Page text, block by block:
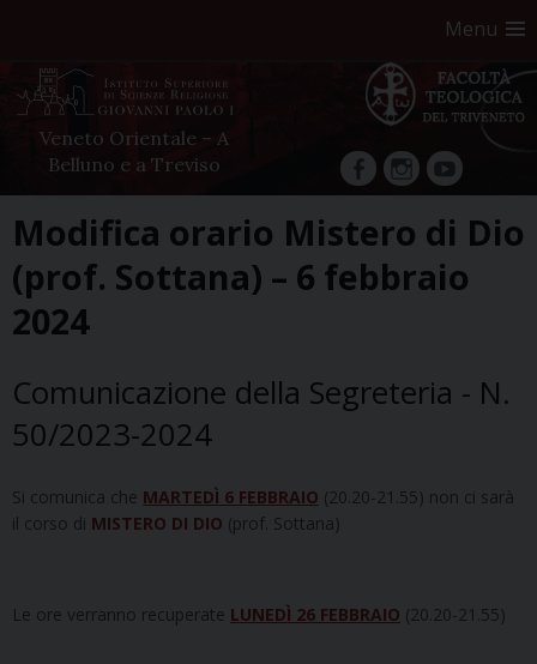
Menu
Veneto Orientale – A
Belluno e a Treviso
facebookInstagram
YouTube
content
Modifica orario Mistero di Dio
(prof. Sottana) – 6 febbraio
2024
Comunicazione della Segreteria - N.
50/2023-2024
Si comunica che MARTEDÌ 6 FEBBRAIO (20.20-21.55) non ci sarà
il corso di MISTERO DI DIO (prof. Sottana)
Le ore verranno recuperate LUNEDÌ 26 FEBBRAIO (20.20-21.55)